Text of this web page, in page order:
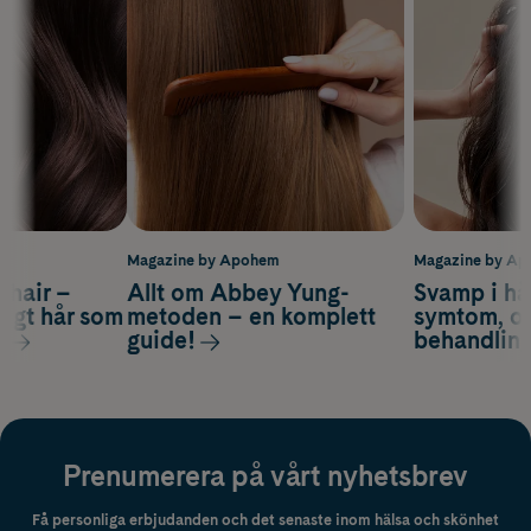
Magazine by
Svamp i
symtom,
hair –
hår som
Magazine by Apohem
Allt om Abbey Yung-
metoden – en komplett
guide!
Prenumerera på vårt nyhetsbrev
Få personliga erbjudanden och det senaste inom hälsa och skönhet